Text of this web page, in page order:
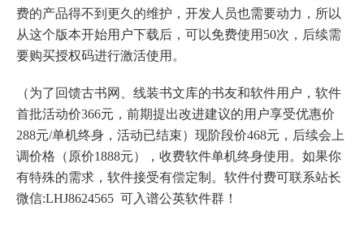
费的产品得不到更久的维护，开发人员也需要动力，所以
从这个版本开始用户下载后，可以免费使用50次，后续需
要购买授权码进行激活使用。
（为了回馈古书网、 线装书文库的书友和软件用户，软件
首批活动价366元，前期提出改进建议的用户享受优惠价
288元/单机终身，活动已结束）现阶段价468元，后续会上
调价格（原价1888元），收费软件单机终身使用。如果你
有特殊的需求，软件接受有偿定制。软件付费可联系站长
微信:LHJ8624565 可入谱公英软件群！